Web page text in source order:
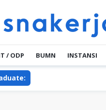
/ ODP BUMN INSTANSI